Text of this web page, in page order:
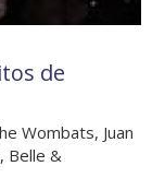
de
Wombats, Juan
Belle &